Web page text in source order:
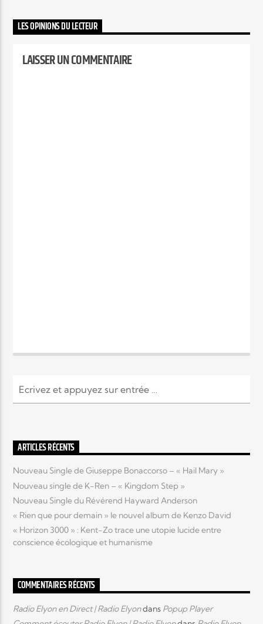
#rockysentsame
#radioelyon
LES OPINIONS DU LECTEUR
LAISSER UN COMMENTAIRE
ARTICLES RÉCENTS
Nouveau Single de Giuseppe Bonaccorso – « Hail Mary »
Nouveau single de K-Ren – « Kingdom Step »
Nouveau Single du Révérend Hayward Anderson
« Rien que pour demain » le nouvel album de Kenzo David
« Horizon 3000 » : Kent-Zo trace une utopie lucide entre
conscience écologique et humanisme
COMMENTAIRES RÉCENTS
Radio Elyon en Direct | Radio Elyondans Popup Player